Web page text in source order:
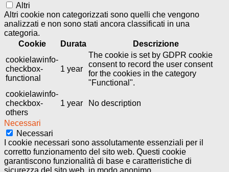
Altri
Altri cookie non categorizzati sono quelli che vengono
analizzati e non sono stati ancora classificati in una
categoria.
Cookie
Durata
Descrizione
cookielawinfo-
checkbox-
functional
1 year
The cookie is set by GDPR cookie
consent to record the user consent
for the cookies in the category
"Functional".
cookielawinfo-
checkbox-
others
1 year No description
Necessari
Necessari
I cookie necessari sono assolutamente essenziali per il
corretto funzionamento del sito web. Questi cookie
garantiscono funzionalità di base e caratteristiche di
sicurezza del sito web, in modo anonimo.